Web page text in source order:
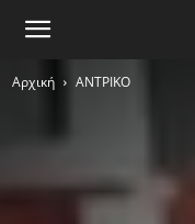
Αρχική ΑΝTΡΙΚΟ